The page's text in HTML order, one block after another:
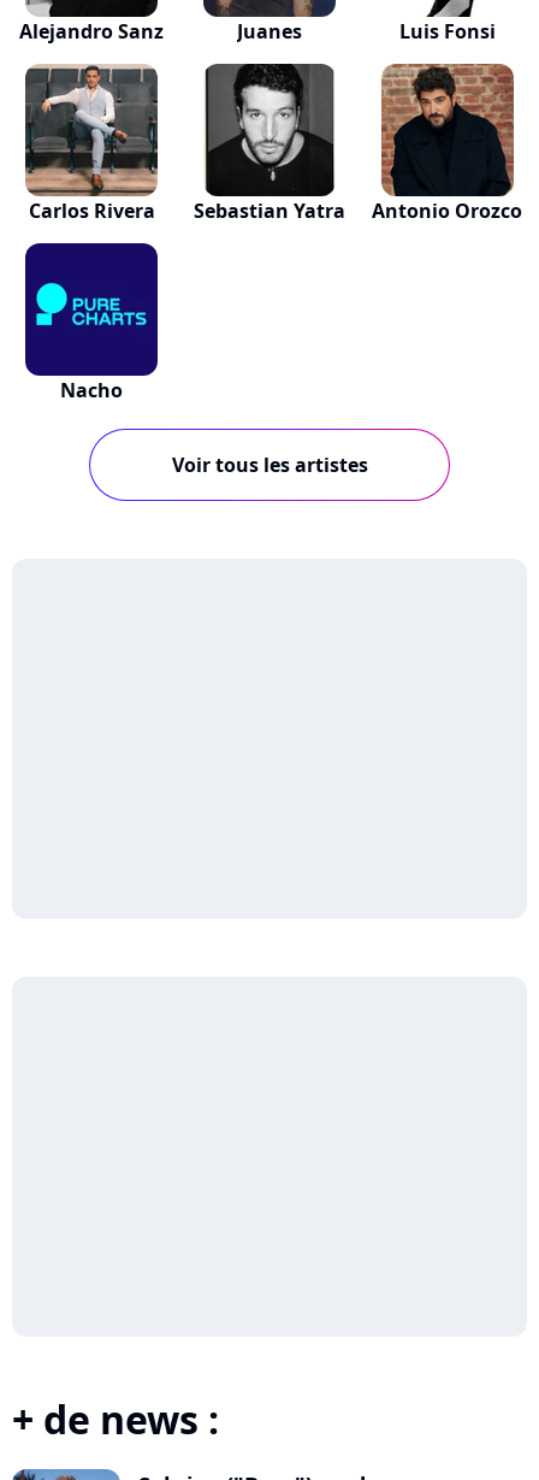
Alejandro Sanz Juanes Luis Fonsi
Carlos Rivera Sebastian Yatra Antonio Orozco
Nacho
Voir tous les artistes
+ de news :